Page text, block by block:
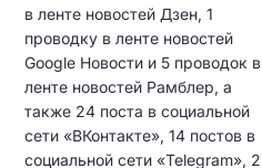
в ленте новостей Дзен, 1
проводку в ленте новостей
Google Новости и 5 проводок в
ленте новостей Рамблер, а
также 24 поста в социальной
сети «ВКонтакте», 14 постов в
социальной сети «Telegram», 2